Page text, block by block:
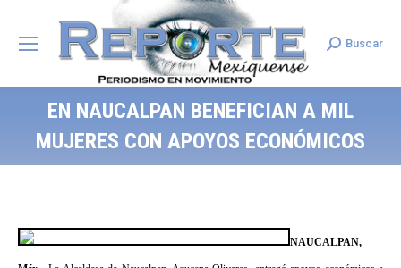
Search:
Buscar
EN NAUCALPAN BENEFICIAN A MIL
MUJERES CON APOYOS ECONÓMICOS
NAUCALPAN,